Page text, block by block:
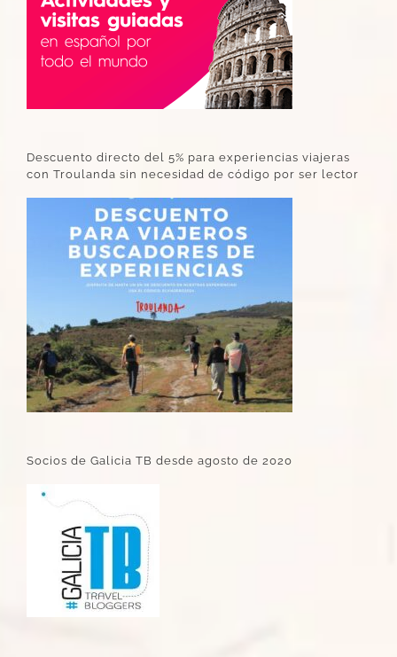
Descuento directo del 5% para experiencias viajeras
con Troulanda sin necesidad de código por ser lector
Socios de Galicia TB desde agosto de 2020